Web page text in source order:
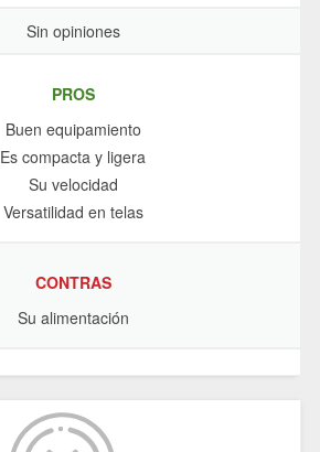
Sin opiniones
PROS
Buen equipamiento
Es compacta y ligera
Su velocidad
Versatilidad en telas
CONTRAS
Su alimentación